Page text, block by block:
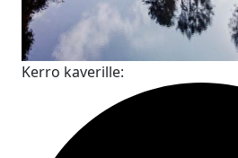
Kerro kaverille: